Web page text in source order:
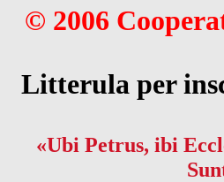
© 2006
Litterula per
«Ubi Petrus, ibi